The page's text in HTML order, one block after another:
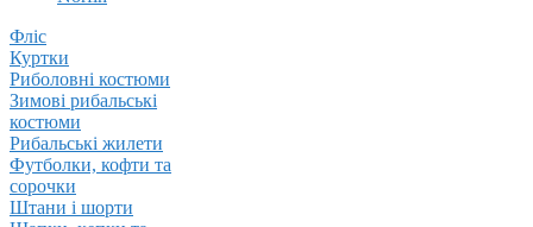
Фліс
Куртки
Риболовні костюми
Зимові рибальські
костюми
Рибальські жилети
Футболки, кофти та
сорочки
Штани і шорти